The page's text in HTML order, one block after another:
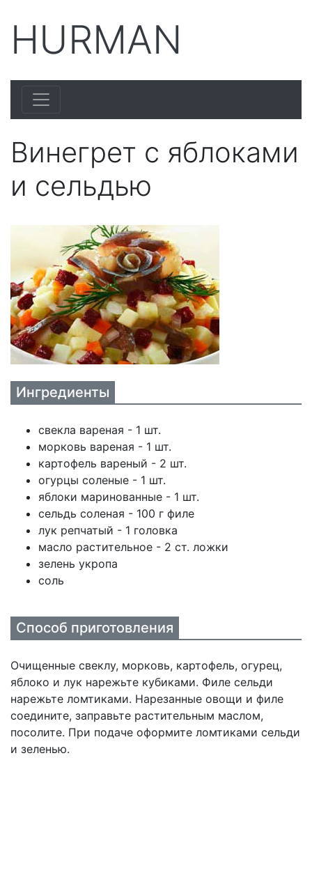
HURMAN
Винегрет с яблоками
и сельдью
Ингредиенты
свекла вареная - 1 шт.
морковь вареная - 1 шт.
картофель вареный - 2 шт.
огурцы соленые - 1 шт.
яблоки маринованные - 1 шт.
сельдь соленая - 100 г филе
лук репчатый - 1 головка
масло растительное - 2 ст. ложки
зелень укропа
соль
Способ приготовления
Очищенные свеклу, морковь, картофель, огурец,
яблоко и лук нарежьте кубиками. Филе сельди
нарежьте ломтиками. Нарезанные овощи и филе
соедините, заправьте растительным маслом,
посолите. При подаче оформите ломтиками сельди
и зеленью.